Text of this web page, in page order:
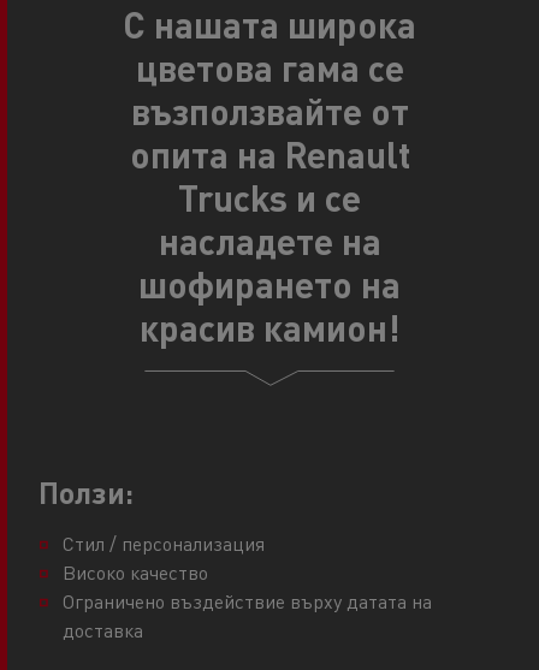
С нашата широка
цветова гама се
възползвайте от
опита на Renault
Trucks и се
насладете на
шофирането на
красив камион!
Ползи:
Стил / персонализация
Високо качество
Ограничено въздействие върху датата на
доставка